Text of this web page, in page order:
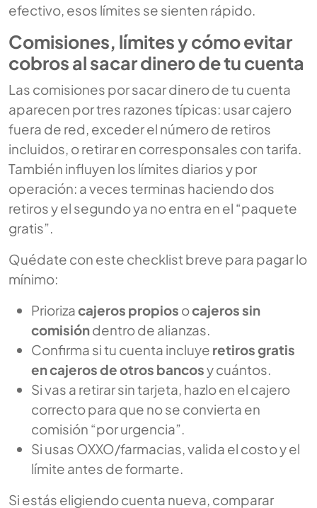
efectivo, esos límites se sienten rápido.
Comisiones, límites y cómo evitar
cobros al sacar dinero de tu cuenta
Las comisiones por sacar dinero de tu cuenta
aparecen por tres razones típicas: usar cajero
fuera de red, exceder el número de retiros
incluidos, o retirar en corresponsales con tarifa.
También influyen los límites diarios y por
operación: a veces terminas haciendo dos
retiros y el segundo ya no entra en el “paquete
gratis”.
Quédate con este checklist breve para pagar lo
mínimo:
Priorizacajeros propios ocajeros sin
comisióndentro de alianzas.
Confirma si tu cuenta incluye retiros gratis
en cajeros de otros bancosy cuántos.
Si vas a retirar sin tarjeta, hazlo en el cajero
correcto para que no se convierta en
comisión “por urgencia”.
Si usas OXXO/farmacias, valida el costo y el
límite antes de formarte.
Si estás eligiendo cuenta nueva, comparar